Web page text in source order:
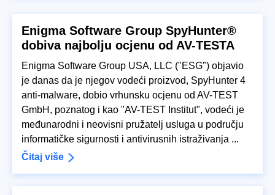
Enigma Software Group SpyHunter®
dobiva najbolju ocjenu od AV-TESTA
Enigma Software Group USA, LLC ("ESG") objavio
je danas da je njegov vodeći proizvod, SpyHunter 4
anti-malware, dobio vrhunsku ocjenu od AV-TEST
GmbH, poznatog i kao "AV-TEST Institut", vodeći je
međunarodni i neovisni pružatelj usluga u području
informatičke sigurnosti i antivirusnih istraživanja ...
Čitaj više